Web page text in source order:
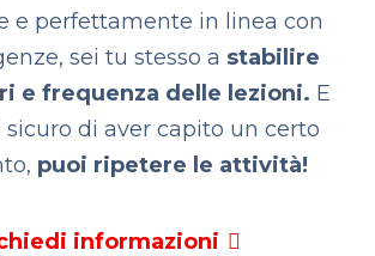
e perfettamente in linea con
sei tu stesso a stabilire
e frequenza delle lezioni. E
sicuro di aver capito un certo
puoi ripetere le attività!
informazioni